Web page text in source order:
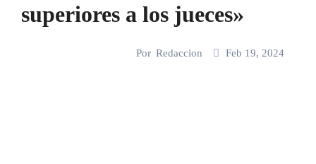
superiores a los jueces»
Por Redaccion Feb 19, 2024